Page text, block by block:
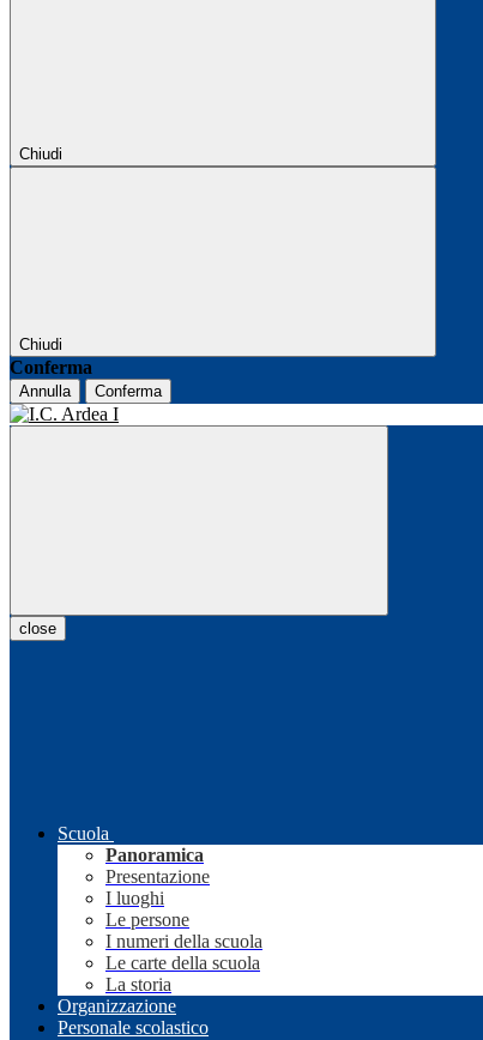
Chiudi
Chiudi
Conferma
Annulla Conferma
close
Scuola
Panoramica
Presentazione
I luoghi
Le persone
I numeri della scuola
Le carte della scuola
La storia
Organizzazione
Personale scolastico